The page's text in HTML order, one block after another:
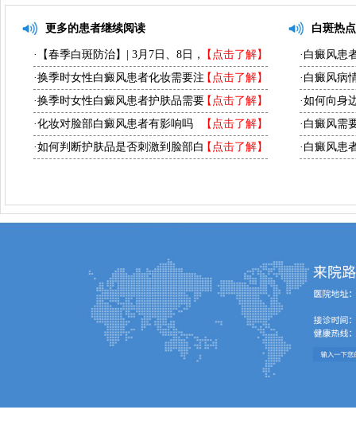
更多的患者继续阅读
【点击了解】
·【春季白斑防治】| 3月7日、8日，
【点击了解】
·换季时女性白癜风患者化妆需要注
【点击了解】
·换季时女性白癜风患者护肤品需要
【点击了解】
·化妆对脸部白癜风患者有影响吗
【点击了解】
·如何判断护肤品是否刺激到脸部白
白斑热
·白癜风患
·白癜风病
·如何向身
·白癜风需
·白癜风患